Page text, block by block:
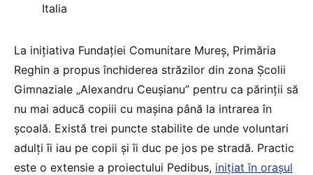
Italia
La inițiativa Fundației Comunitare Mureș, Primăria
Reghin a propus închiderea străzilor din zona Şcolii
Gimnaziale „Alexandru Ceuşianu” pentru ca părinții să
nu mai aducă copiii cu mașina până la intrarea în
școală. Există trei puncte stabilite de unde voluntari
adulți îi iau pe copii și îi duc pe jos pe stradă. Practic
este o extensie a proiectului Pedibus, inițiat în orașul